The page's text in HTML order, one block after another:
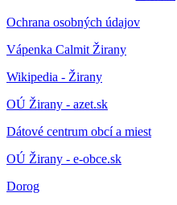
Ochrana osobných údajov
Vápenka Calmit Žirany
Wikipedia - Žirany
OÚ Žirany - azet.sk
Dátové centrum obcí a miest
OÚ Žirany - e-obce.sk
Dorog